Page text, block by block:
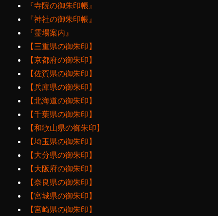
『寺院の御朱印帳』
『神社の御朱印帳』
『霊場案内』
【三重県の御朱印】
【京都府の御朱印】
【佐賀県の御朱印】
【兵庫県の御朱印】
【北海道の御朱印】
【千葉県の御朱印】
【和歌山県の御朱印】
【埼玉県の御朱印】
【大分県の御朱印】
【大阪府の御朱印】
【奈良県の御朱印】
【宮城県の御朱印】
【宮崎県の御朱印】